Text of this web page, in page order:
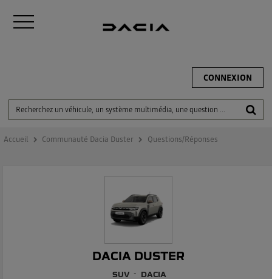
CONNEXION
Accueil Communauté Dacia Duster Questions/Réponses
DACIA DUSTER
SUV DACIA